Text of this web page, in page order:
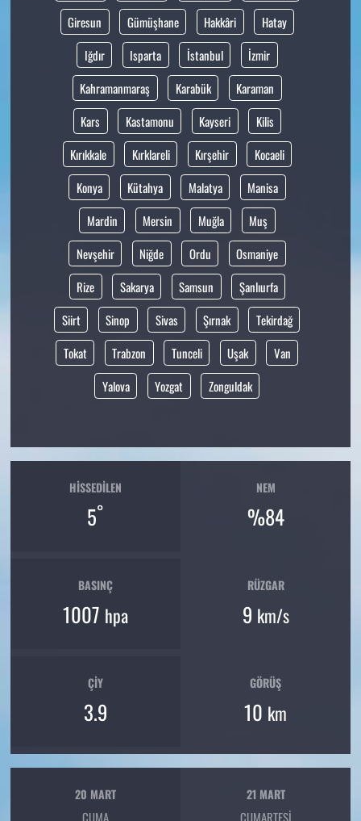
Giresun
Gümüşhane Hakkâri
Hatay
Iğdır
Isparta İstanbul
İzmir
Kahramanmaraş
Karabük
Karaman
Kars
Kastamonu Kayseri
Kilis
Kırıkkale
Kırklareli Kırşehir
Kocaeli
Konya
Kütahya Malatya
Manisa
Mardin
Mersin Muğla
Muş
Nevşehir
Niğde Ordu
Osmaniye
Rize
Sakarya Samsun
Şanlıurfa
Siirt
Sinop Sivas Şırnak
Tekirdağ
Tokat
Trabzon Tunceli Uşak
Van
Yalova
Yozgat Zonguldak
HISSEDILEN
5°
NEM
%84
BASINÇ
1007 hpa
RÜZGAR
9 km/s
ÇIY
3.9
GÖRÜŞ
10 km
20 MART
CUMA
21 MART
CUMARTESI